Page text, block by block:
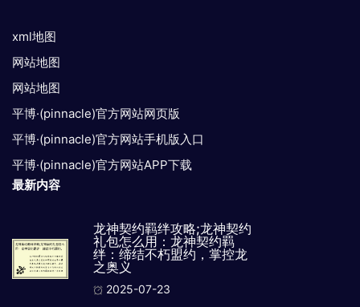
xml地图
网站地图
网站地图
平博·(pinnacle)官方网站网页版
平博·(pinnacle)官方网站手机版入口
平博·(pinnacle)官方网站APP下载
最新内容
龙神契约羁绊攻略;龙神契约
礼包怎么用：龙神契约羁
绊：缔结不朽盟约，掌控龙
之奥义
2025-07-23